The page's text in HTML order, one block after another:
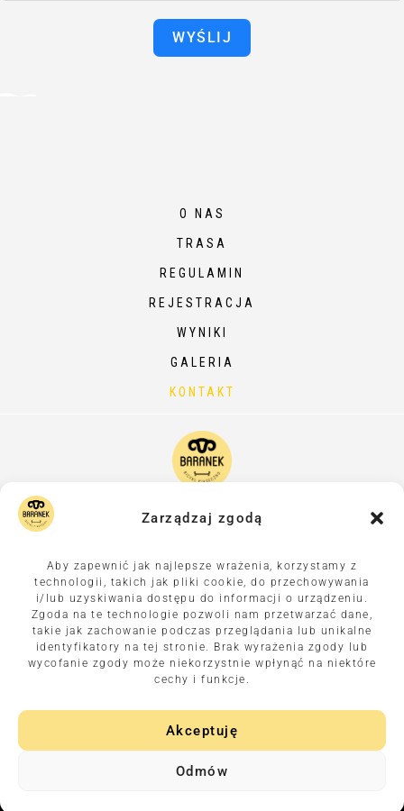
Zarządzaj zgodą
Aby zapewnić jak najlepsze wrażenia, korzystamy z
technologii, takich jak pliki cookie, do przechowywania
i/lub uzyskiwania dostępu do informacji o urządzeniu.
Zgoda na te technologie pozwoli nam przetwarzać dane,
takie jak zachowanie podczas przeglądania lub unikalne
identyfikatory na tej stronie. Brak wyrażenia zgody lub
wycofanie zgody może niekorzystnie wpłynąć na niektóre
cechy i funkcje.
Akceptuję
Odmów
WYŚLIJ
O NAS
TRASA
REGULAMIN
REJESTRACJA
WYNIKI
GALERIA
KONTAKT
KOLARSKI KLUB SPORTOWY BICYKL PIASECZNO
DYREKTOR WYŚCIGU – PIOTR SZEWC
E-MAIL:PIASECZYNSKIBARANEK@GMAIL.COM
ORGANIZATOR